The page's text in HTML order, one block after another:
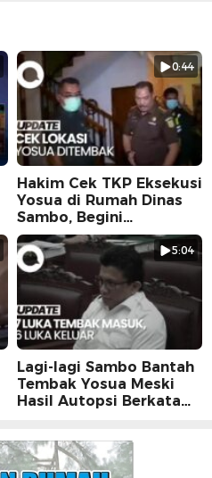
0:44
Hakim Cek TKP Eksekusi
Yosua di Rumah Dinas
Sambo, Begini
Suasananya
5:04
Lagi-lagi Sambo Bantah
Tembak Yosua Meski
Hasil Autopsi Berkata